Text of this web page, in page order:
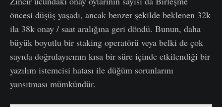
öncesi düşüş yaşadı, ancak benzer şekilde beklenen 32k
ila 38k onay / saat aralığına geri döndü. Bunun, daha
büyük boyutlu bir staking operatörü veya belki de çok
sayıda doğrulayıcının kısa bir süre içinde etkilendiği bir
yazılım istemcisi hatası ile düğüm sorunlarını
yansıtması mümkündür.